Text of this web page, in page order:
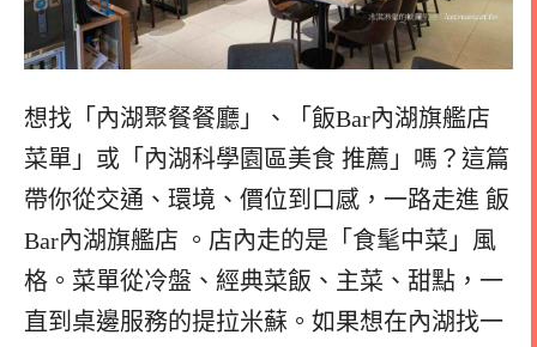
想找「內湖聚餐餐廳」、「飯Bar內湖旗艦店
菜單」或「內湖科學園區美食 推薦」嗎？這篇
帶你從交通、環境、價位到口感，一路走進 飯
Bar內湖旗艦店 。店內走的是「食髦中菜」風
格。菜單從冷盤、經典菜飯、主菜、甜點，一
直到桌邊服務的提拉米蘇。如果想在內湖找一